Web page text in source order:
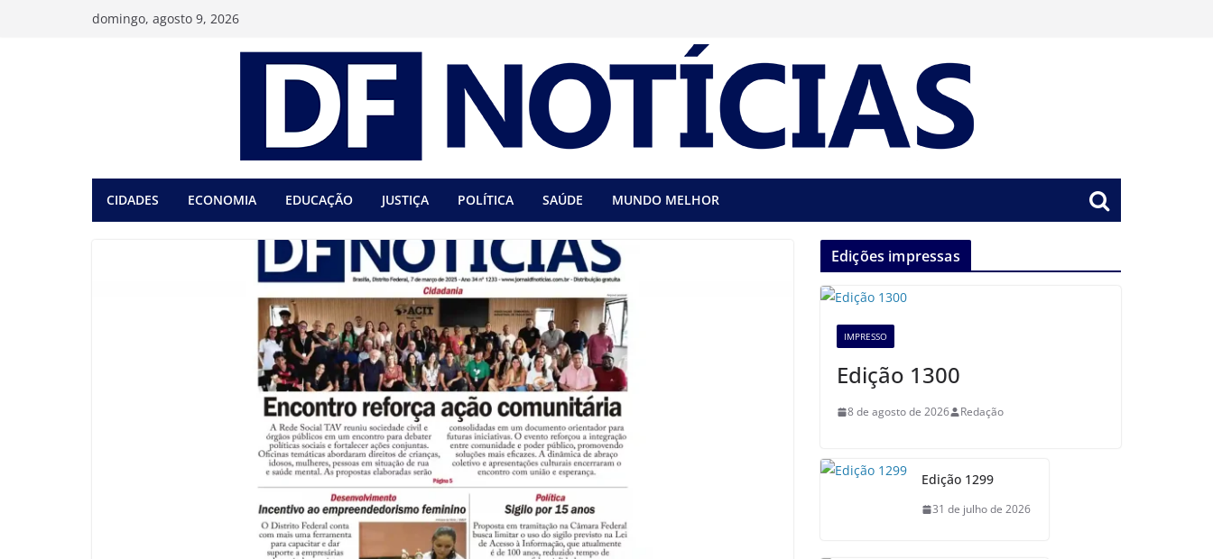
domingo, agosto 9, 2026
CIDADES ECONOMIA EDUCAÇÃO JUSTIÇA POLÍTICA SAÚDE MUNDO MELHOR
Edições impressas
IMPRESSO
Edição 1300
8 de agosto de 2026 Redação
Edição 1299
31 de julho de 2026